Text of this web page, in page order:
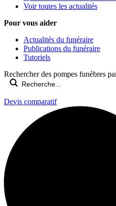
Voir toutes les actualités
Pour vous aider
Actualités du funéraire
Publications du funéraire
Tutoriels
Rechercher des pompes funèbres
Devis comparatif